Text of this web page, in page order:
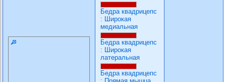
Бедра квадрицепс
: Широкая
медиальная
Бедра квадрицепс
: Широкая
латеральная
Бедра квадрицепс